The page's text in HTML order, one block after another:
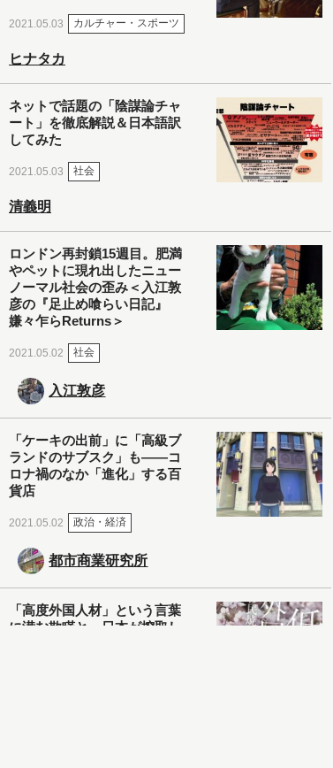
2021.05.03 カルチャー・スポーツ
ヒナタカ
ネットで話題の「陰謀論チャ
ート」を徹底解説＆日本語訳
してみた
2021.05.03 社会
清義明
ロンドン再封鎖15週目。肥満
やペットに現れ出したニュー
ノーマル社会の歪み＜入江敦
彦の『足止め喰らい日記』
嫌々乍らReturns＞
2021.05.02 社会
入江敦彦
「ケーキの出前」に「高級ブ
ランドのサブスク」も――コ
ロナ禍のなか「進化」する百
貨店
2021.05.02 政治・経済
都市商業研究所
「高度外国人材」という言葉
に潜む欺瞞と、日本が搾取し